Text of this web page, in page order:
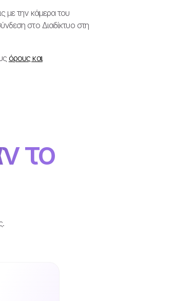
με την κάμερα του
στο Διαδίκτυο στη
όρους και
το